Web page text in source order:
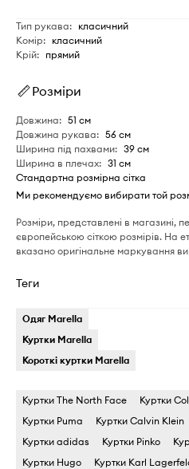
Тип рукава: класичний
Комір: класичний
Крій: прямий
Розміри
Довжина: 51 см
Довжина рукава: 56 см
Ширина під пахвами: 39 см
Ширина в плечах: 31 см
Стандартна розмірна сітка
Ми рекомендуємо вибирати той
Розміри, представлені в магазині,
європейською сіткою розмірів. На
вказано оригінальне маркування
Теги
Одяг Marella
Куртки Marella
Короткі куртки Marella
Куртки The North Face Куртки
Куртки Puma
Куртки Calvin Klein
Куртки adidas
Куртки Pinko
Куртки Hugo
Куртки Karl